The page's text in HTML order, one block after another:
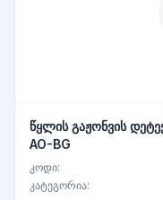
წყლის გაჟონვის
AO-BG
კოდი:
კატეგორია: